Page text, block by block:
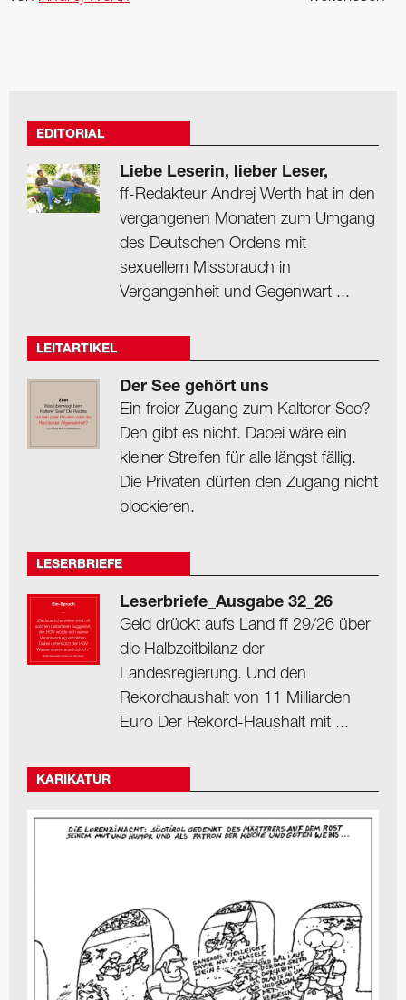
EDITORIAL
Liebe Leserin, lieber Leser,
ff-Redakteur Andrej Werth hat in den
vergangenen Monaten zum Umgang
des Deutschen Ordens mit
sexuellem Missbrauch in
Vergangenheit und Gegenwart ...
LEITARTIKEL
Der See gehört uns
Ein freier Zugang zum Kalterer See?
Den gibt es nicht. Dabei wäre ein
kleiner Streifen für alle längst fällig.
Die Privaten dürfen den Zugang nicht
blockieren.
LESERBRIEFE
Leserbriefe_Ausgabe 32_26
Geld drückt aufs Land ff 29/26 über
die Halbzeitbilanz der
Landesregierung. Und den
Rekordhaushalt von 11 Milliarden
Euro Der Rekord-Haushalt mit ...
KARIKATUR